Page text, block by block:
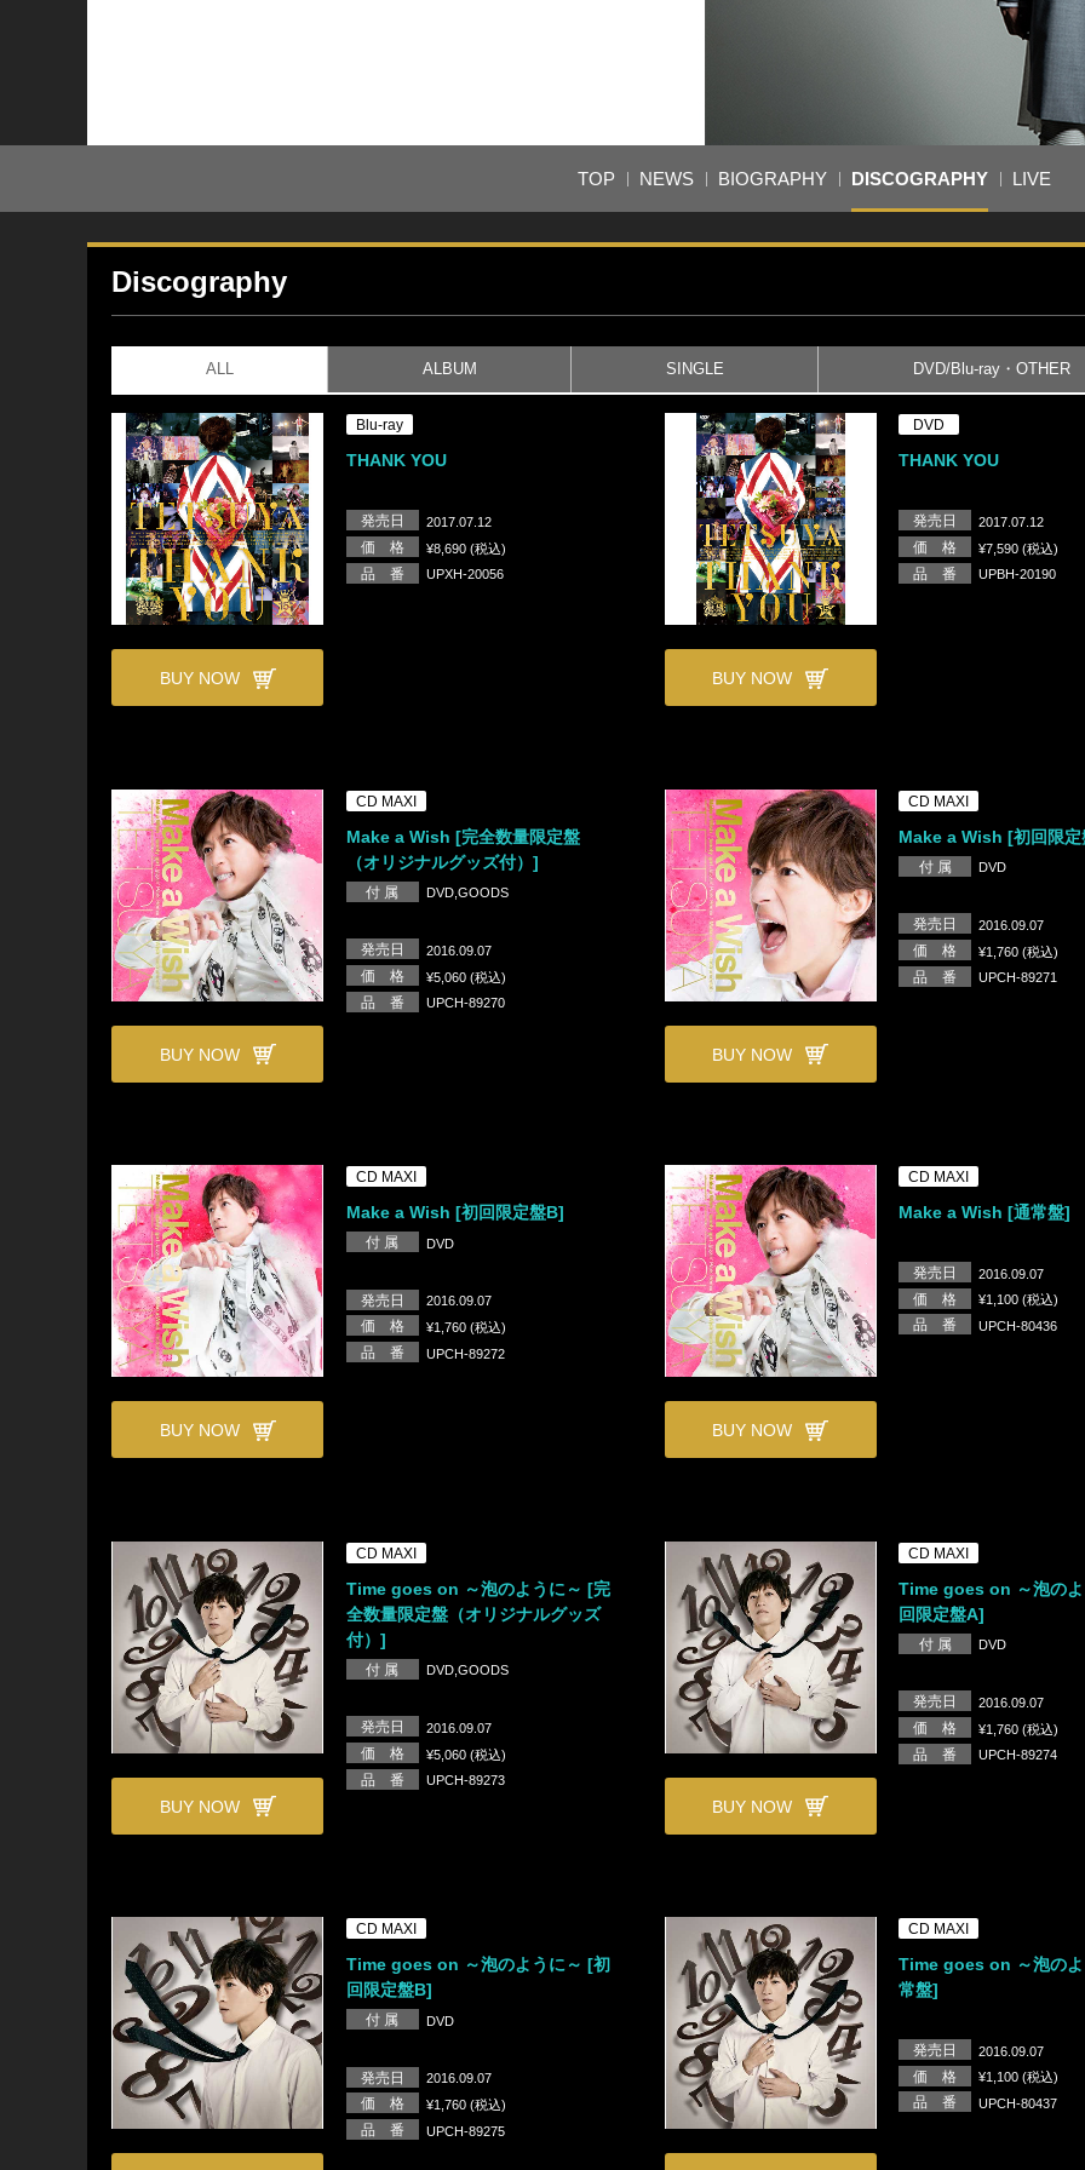
TOP NEWS BIOGRAPHY DISCOGRAPHY LIVE
Discography
ALL ALBUM SINGLE DVD/Blu-ray・OTHER
BUY NOW
Blu-ray
THANK YOU
発売日 2017.07.12
価 格 ¥8,690 (税込)
品 番 UPXH-20056
BUY NOW
DVD
THANK YOU
発売日 2017.07.12
価 格 ¥7,590 (税込)
品 番 UPBH-20190
BUY NOW
CD MAXI
Make a Wish [完全数量限定盤
（オリジナルグッズ付）]
付 属 DVD,GOODS
発売日 2016.09.07
価 格 ¥5,060 (税込)
品 番 UPCH-89270
BUY NOW
CD MAXI
Make a Wish [初回限定
付 属 DVD
発売日 2016.09.07
価 格 ¥1,760 (税込)
品 番 UPCH-89271
BUY NOW
CD MAXI
Make a Wish [初回限定盤B]
付 属 DVD
発売日 2016.09.07
価 格 ¥1,760 (税込)
品 番 UPCH-89272
BUY NOW
CD MAXI
Make a Wish [通常盤]
発売日 2016.09.07
価 格 ¥1,100 (税込)
品 番 UPCH-80436
BUY NOW
CD MAXI
Time goes on ～泡のように～ [完
全数量限定盤（オリジナルグッズ
付）]
付 属 DVD,GOODS
発売日 2016.09.07
価 格 ¥5,060 (税込)
品 番 UPCH-89273
BUY NOW
CD MAXI
Time goes on ～泡の
回限定盤A]
付 属 DVD
発売日 2016.09.07
価 格 ¥1,760 (税込)
品 番 UPCH-89274
CD MAXI
Time goes on ～泡のように～ [初
回限定盤B]
付 属 DVD
発売日 2016.09.07
価 格 ¥1,760 (税込)
品 番 UPCH-89275
CD MAXI
Time goes on ～泡の
常盤]
発売日 2016.09.07
価 格 ¥1,100 (税込)
品 番 UPCH-80437